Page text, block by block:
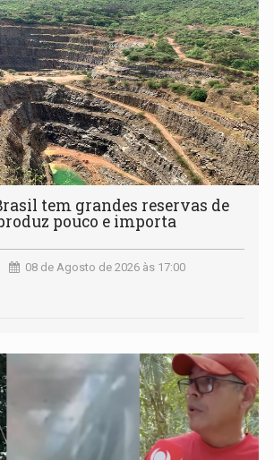
tem grandes reservas de
pouco e importa
08 de Agosto de 2026 às 17:00